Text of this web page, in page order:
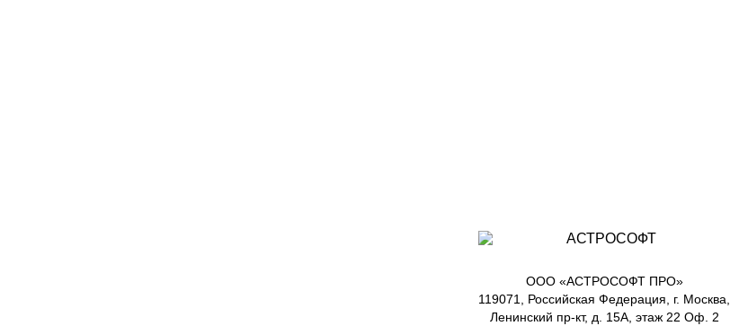
ООО «АСТРОСОФТ ПРО»
119071, Российская Федерация, г. Москва,
Ленинский пр-кт, д. 15А, этаж 22 Оф. 2